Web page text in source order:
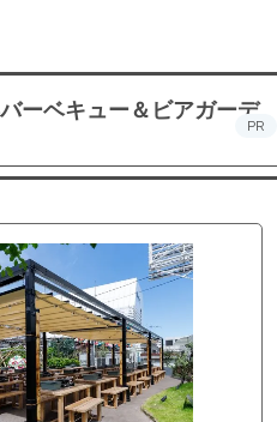
ーベキュー＆ビアガーデ
PR